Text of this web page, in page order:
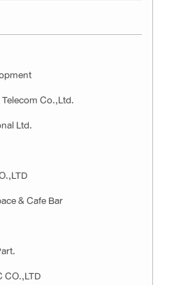
Co.,Ltd.
Ltd.
& Cafe Bar
CO.,LTD